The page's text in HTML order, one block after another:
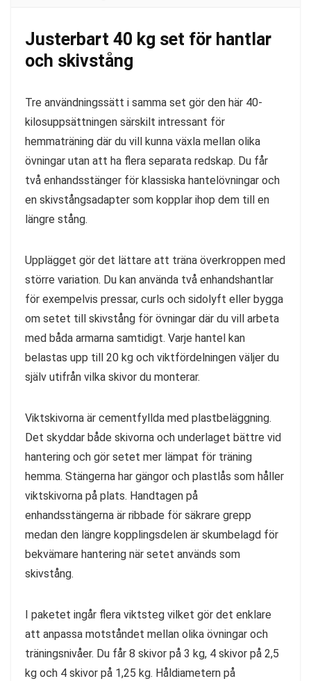
Justerbart 40 kg set för hantlar
och skivstång
Tre användningssätt i samma set gör den här 40-
kilosuppsättningen särskilt intressant för
hemmaträning där du vill kunna växla mellan olika
övningar utan att ha flera separata redskap. Du får
två enhandsstänger för klassiska hantelövningar och
en skivstångsadapter som kopplar ihop dem till en
längre stång.
Upplägget gör det lättare att träna överkroppen med
större variation. Du kan använda två enhandshantlar
för exempelvis pressar, curls och sidolyft eller bygga
om setet till skivstång för övningar där du vill arbeta
med båda armarna samtidigt. Varje hantel kan
belastas upp till 20 kg och viktfördelningen väljer du
själv utifrån vilka skivor du monterar.
Viktskivorna är cementfyllda med plastbeläggning.
Det skyddar både skivorna och underlaget bättre vid
hantering och gör setet mer lämpat för träning
hemma. Stängerna har gängor och plastlås som håller
viktskivorna på plats. Handtagen på
enhandsstängerna är ribbade för säkrare grepp
medan den längre kopplingsdelen är skumbelagd för
bekvämare hantering när setet används som
skivstång.
I paketet ingår flera viktsteg vilket gör det enklare
att anpassa motståndet mellan olika övningar och
träningsnivåer. Du får 8 skivor på 3 kg, 4 skivor på 2,5
kg och 4 skivor på 1,25 kg. Håldiametern på